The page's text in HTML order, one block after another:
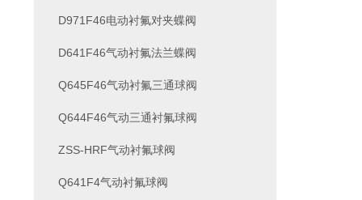
D971F46电动衬氟对夹蝶阀
D641F46气动衬氟法兰蝶阀
Q645F46气动衬氟三通球阀
Q644F46气动三通衬氟球阀
ZSS-HRF气动衬氟球阀
Q641F4气动衬氟球阀